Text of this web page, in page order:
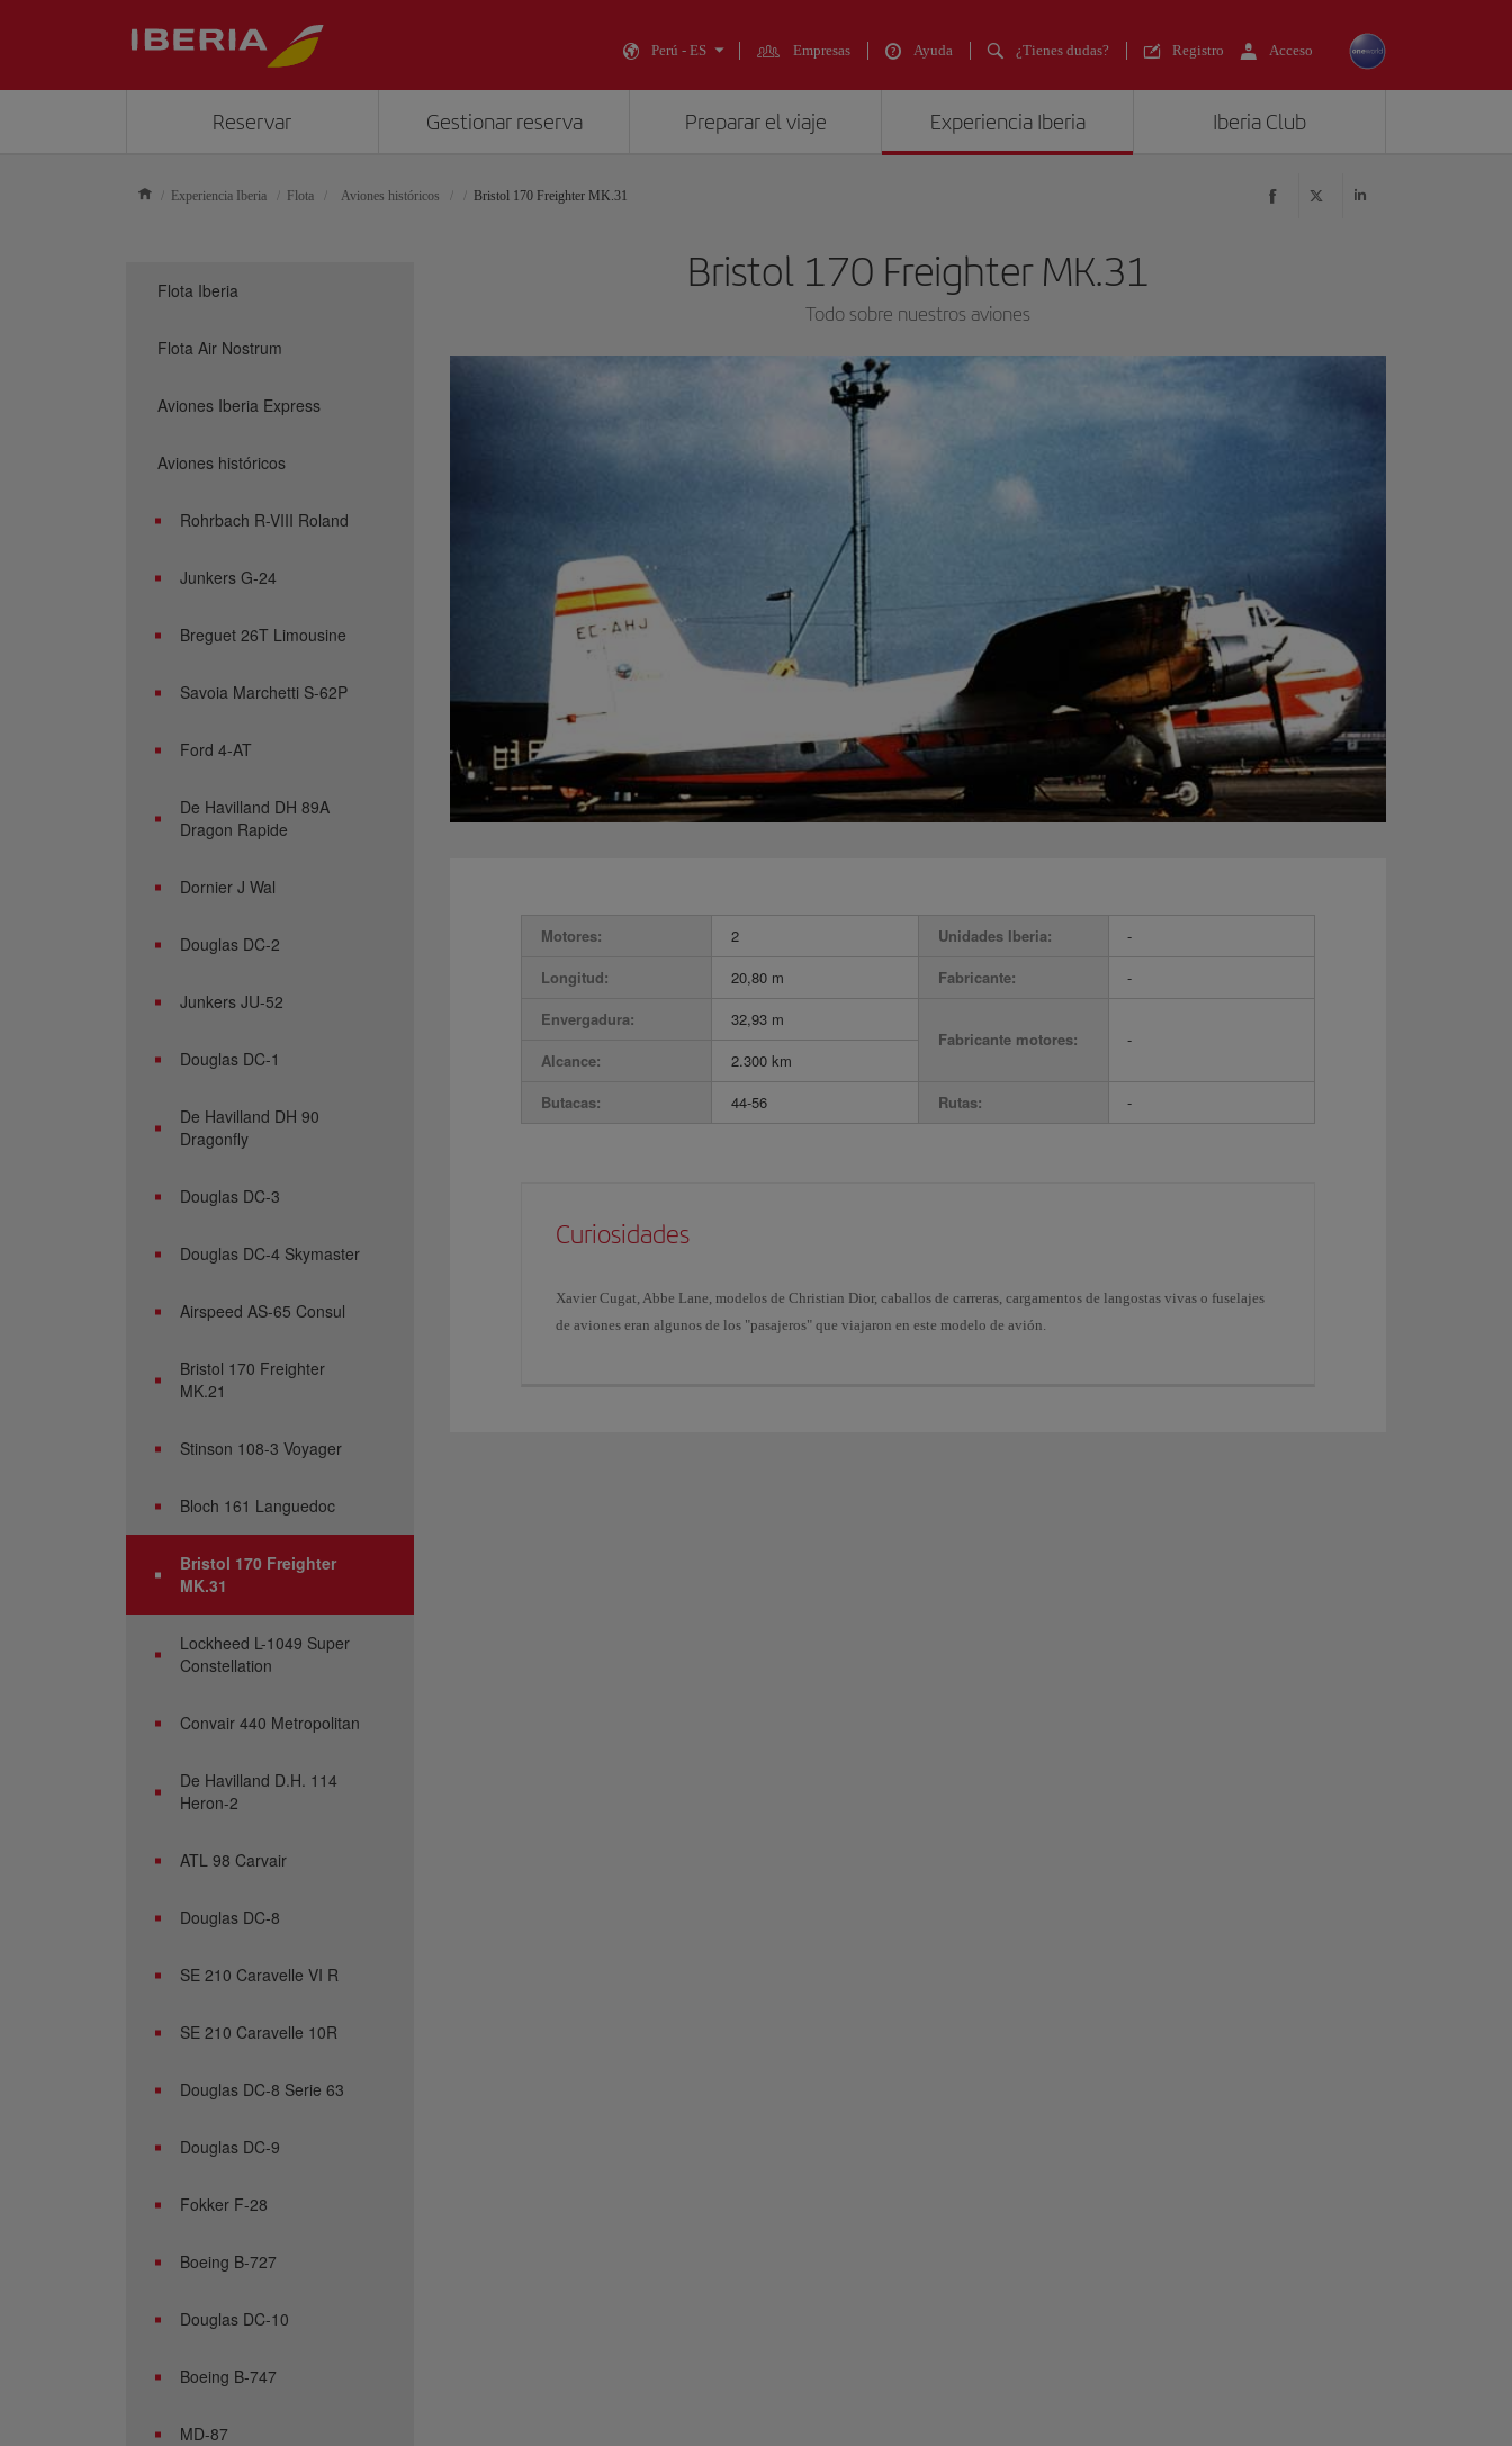
Perú - ES Empresas Ayuda ¿Tienes dudas? Registro Acceso
Reservar Gestionar reserva Preparar el viaje Experiencia Iberia Iberia Club
Experiencia Iberia Flota Aviones históricos Bristol 170 Freighter MK.31
Bristol 170 Freighter MK.31
Todo sobre nuestros aviones
Motores: 2 Unidades Iberia:
-
Longitud:
20,80 m Fabricante:
-
Envergadura:
32,93 m
Fabricante motores:
-
Alcance:
2.300 km
Butacas:
44-56 Rutas: -
Curiosidades
Xavier Cugat, Abbe Lane, modelos de Christian Dior, caballos de carreras, cargamentos de langostas vivas o fuselajes
de aviones eran algunos de los "pasajeros" que viajaron en este modelo de avión.
Flota Iberia
Flota Air Nostrum
Aviones Iberia Express
Aviones históricos
Rohrbach R-VIII Roland
Junkers G-24
Breguet 26T Limousine
Savoia Marchetti S-62P
Ford 4-AT
De Havilland DH 89A
Dragon Rapide
Dornier J Wal
Douglas DC-2
Junkers JU-52
Douglas DC-1
De Havilland DH 90
Dragonfly
Douglas DC-3
Douglas DC-4 Skymaster
Airspeed AS-65 Consul
Bristol 170 Freighter
MK.21
Stinson 108-3 Voyager
Bloch 161 Languedoc
Bristol 170 Freighter
MK.31
Lockheed L-1049 Super
Constellation
Convair 440 Metropolitan
De Havilland D.H. 114
Heron-2
ATL 98 Carvair
Douglas DC-8
SE 210 Caravelle VI R
SE 210 Caravelle 10R
Douglas DC-8 Serie 63
Douglas DC-9
Fokker F-28
Boeing B-727
Douglas DC-10
Boeing B-747
MD-87